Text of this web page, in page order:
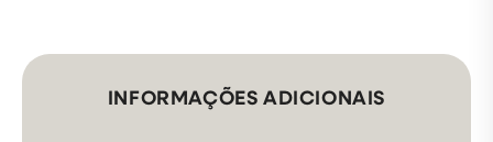
INFORMAÇÕES ADICIONAIS